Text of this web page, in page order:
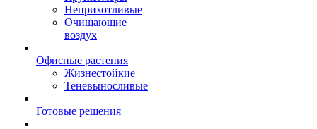
Неприхотливые
Очищающие
воздух
Офисные растения
Жизнестойкие
Теневыносливые
Готовые решения